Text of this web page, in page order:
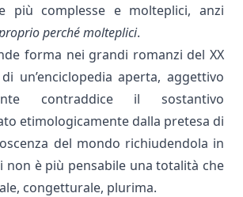
più complesse e molteplici, anzi
perché molteplici.
forma nei grandi romanzi del XX
un’enciclopedia aperta, aggettivo
contraddice il sostantivo
etimologicamente dalla pretesa di
del mondo richiudendola in
non è più pensabile una totalità che
congetturale, plurima.